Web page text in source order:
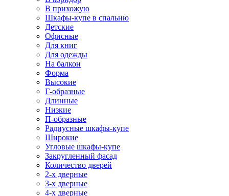
В прихожую
Шкафы-купе в спальню
Детские
Офисные
Для книг
Для одежды
На балкон
Форма
Высокие
Г-образные
Длинные
Низкие
П-образные
Радиусные шкафы-купе
Широкие
Угловые шкафы-купе
Закругленный фасад
Количество дверей
2-х дверные
3-х дверные
4-х дверные